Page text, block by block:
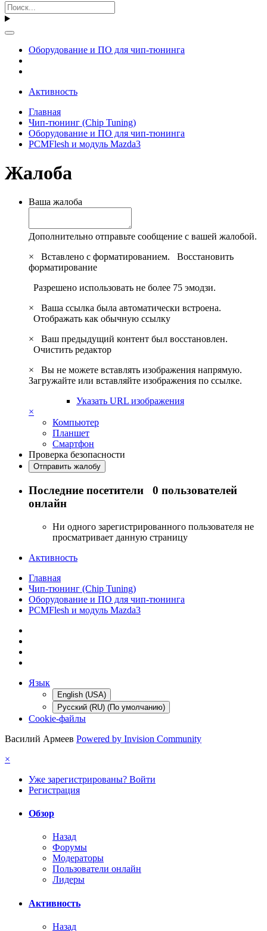
Оборудование и ПО для чип-тюнинга
Активность
Главная
Чип-тюнинг (Chip Tuning)
Оборудование и ПО для чип-тюнинга
PCMFlesh и модуль Mazda3
Жалоба
Ваша жалоба
Дополнительно отправьте сообщение с вашей жалобой.
×
Вставлено с форматированием. Восстановить
форматирование
Разрешено использовать не более 75 эмодзи.
×
Ваша ссылка была автоматически встроена.
Отображать как обычную ссылку
×
Ваш предыдущий контент был восстановлен.
Очистить редактор
×
Вы не можете вставлять изображения напрямую.
Загружайте или вставляйте изображения по ссылке.
Указать URL изображения
×
Компьютер
Планшет
Смартфон
Проверка безопасности
Отправить жалобу
Последние посетители 0 пользователей
онлайн
Ни одного зарегистрированного пользователя не
просматривает данную страницу
Активность
Главная
Чип-тюнинг (Chip Tuning)
Оборудование и ПО для чип-тюнинга
PCMFlesh и модуль Mazda3
Язык
English (USA)
Русский (RU) (По умолчанию)
Cookie-файлы
Василий Армеев Powered by Invision Community
×
Уже зарегистрированы? Войти
Регистрация
Обзор
Назад
Форумы
Модераторы
Пользователи онлайн
Лидеры
Активность
Назад